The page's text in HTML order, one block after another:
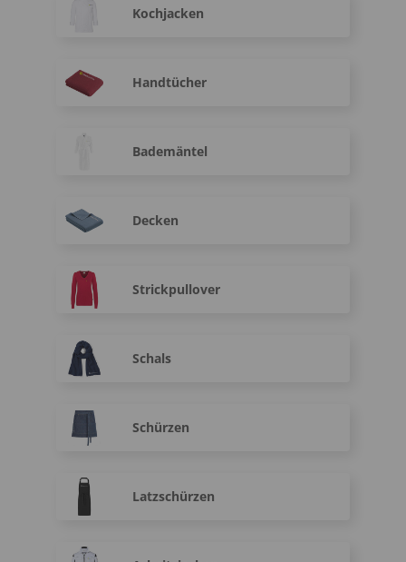
Kochjacken
Handtücher
Bademäntel
Decken
Strickpullover
Schals
Schürzen
Latzschürzen